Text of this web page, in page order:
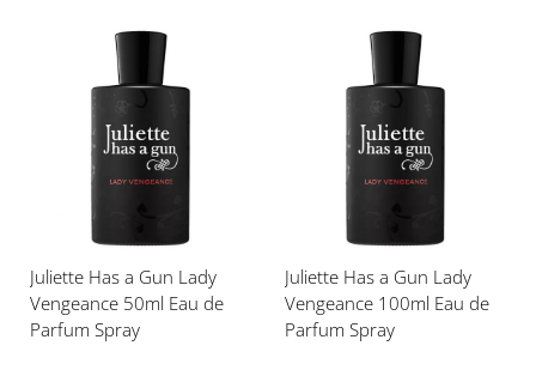
Voeg
verlanglijst
Juliette Has a Gun Lady
Vengeance 50ml Eau de
Parfum Spray
Voeg
verlanglijst
Juliette Has a Gun Lady
Vengeance 100ml Eau de
Parfum Spray